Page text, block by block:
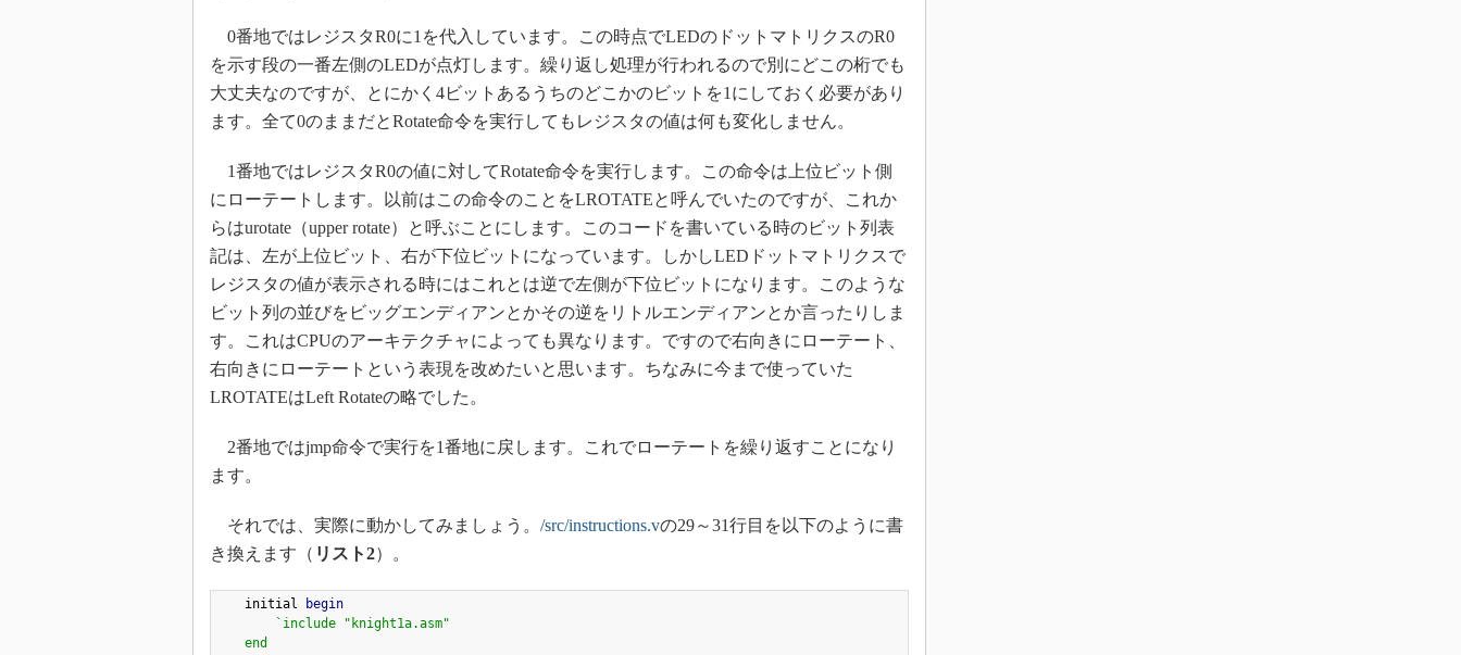
0番地ではレジスタR0に1を代入しています。この時点でLEDのドットマトリクスのR0
を示す段の一番左側のLEDが点灯します。繰り返し処理が行われるので別にどこの桁でも
大丈夫なのですが、とにかく4ビットあるうちのどこかのビットを1にしておく必要があり
ます。全て0のままだとRotate命令を実行してもレジスタの値は何も変化しません。
1番地ではレジスタR0の値に対してRotate命令を実行します。この命令は上位ビット側
にローテートします。以前はこの命令のことをLROTATEと呼んでいたのですが、これか
らはurotate（upper rotate）と呼ぶことにします。このコードを書いている時のビット列表
記は、左が上位ビット、右が下位ビットになっています。しかしLEDドットマトリクスで
レジスタの値が表示される時にはこれとは逆で左側が下位ビットになります。このような
ビット列の並びをビッグエンディアンとかその逆をリトルエンディアンとか言ったりしま
す。これはCPUのアーキテクチャによっても異なります。ですので右向きにローテート、
右向きにローテートという表現を改めたいと思います。ちなみに今まで使っていた
LROTATEはLeft Rotateの略でした。
2番地ではjmp命令で実行を1番地に戻します。これでローテートを繰り返すことになり
ます。
それでは、実際に動かしてみましょう。 /src/instructions.vの29～31行目を以下のように書
き換えます（ リスト2）。
    initial
begin
`include "knight1a.asm"
    end